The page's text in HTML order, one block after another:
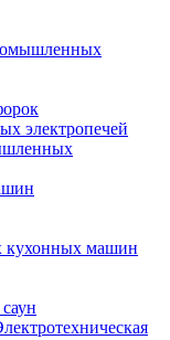
электропечей
кухонных машин